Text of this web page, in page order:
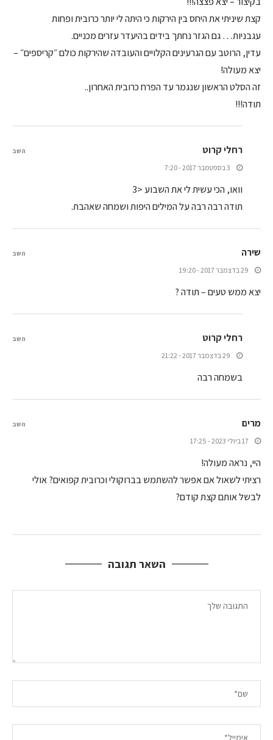
קצת שיניתי את היחס בין הירקות כי היתה לי יותר כרובית ופחות
עגבניות… גם הגזר נחתך בידים בהיעדר עזרים מכניים.
עדין, הרוטב עם הגרעינים הקלויים והעובדה שהירקות כולם ״קריספים״ –
יצא מעולה!
זה הסלט הראשון שנגמר עד הפרח כרובית האחרון..
תודה!!!
רחלי קרוט
3 בספטמבר 2017 - 7:20
וואו, הכי עשית לי את השבוע <3
תודה רבה רבה על המילים היפות ושמחה שאהבת.
השב
שירה
29 בדצמבר 2017 - 19:20
יצא ממש טעים – תודה ?
השב
רחלי קרוט
29 בדצמבר 2017 - 21:22
בשמחה רבה
השב
מרים
17 ביולי 2023 - 17:25
היי, נראה מעולה!
רציתי לשאול אם אפשר להשתמש בברוקולי וכרובית קפואים? אולי
לבשל אותם קצת קודם?
השב
השאר תגובה